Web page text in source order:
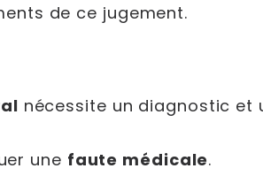
de ce jugement.
nécessite un diagnostic et
une faute médicale.